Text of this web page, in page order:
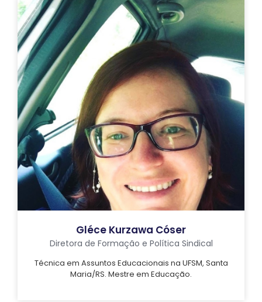
Gléce Kurzawa Cóser
Diretora de Formação e Política Sindical
Técnica em Assuntos Educacionais na UFSM, Santa
Maria/RS. Mestre em Educação.